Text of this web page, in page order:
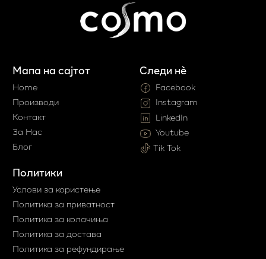
Мапа на сајтот
Home
Производи
Контакт
За Нас
Блог
Политики
Услови за користење
Политика за приватност
Политика за колачиња
Политика за достава
Политика за рефундирање
Следи нè
Facebook
Instagram
LinkedIn
Youtube
Tik Tok